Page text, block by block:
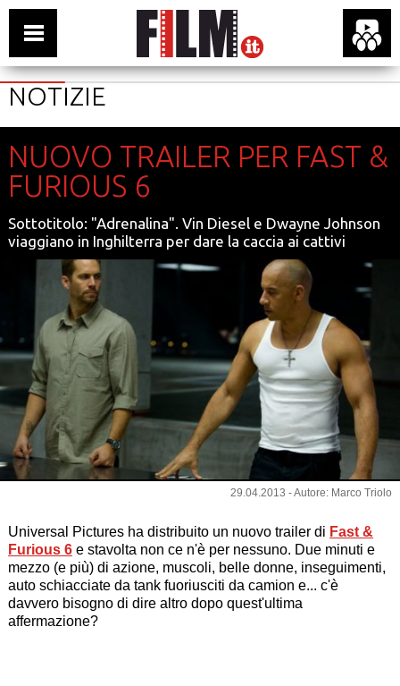
NOTIZIE
NUOVO TRAILER PER FAST &
FURIOUS 6
Sottotitolo: "Adrenalina". Vin Diesel e Dwayne Johnson
viaggiano in Inghilterra per dare la caccia ai cattivi
29.04.2013 - Autore: Marco Triolo
Universal Pictures ha distribuito un nuovo trailer di Fast &
Furious 6e stavolta non ce n'è per nessuno. Due minuti e
mezzo (e più) di azione, muscoli, belle donne, inseguimenti,
auto schiacciate da tank fuoriusciti da camion e... c'è
davvero bisogno di dire altro dopo quest'ultima
affermazione?